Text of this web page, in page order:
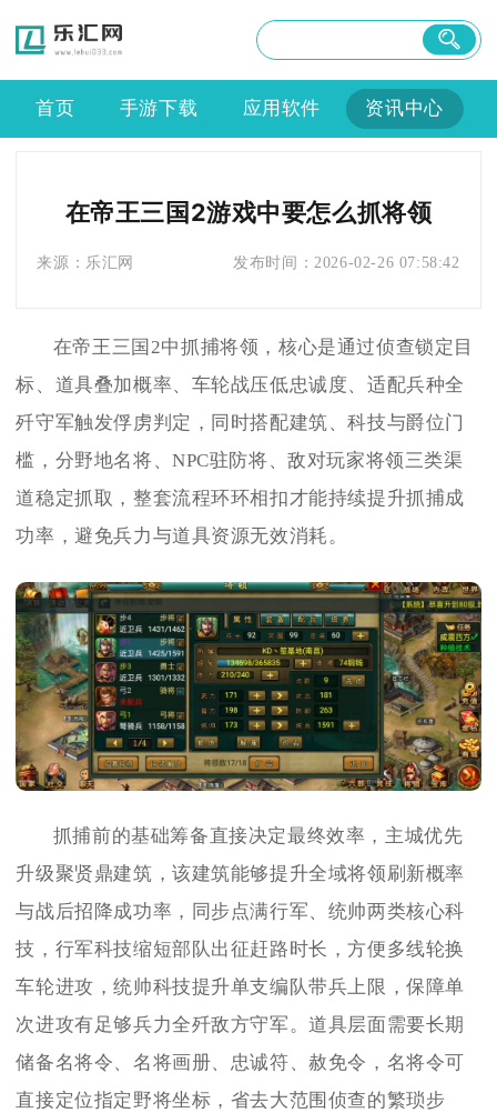
首页 手游下载 应用软件 资讯中心
在帝王三国2游戏中要怎么抓将领
来源： 乐汇网 发布时间： 2026-02-26 07:58:42
在帝王三国2中抓捕将领，核心是通过侦查锁定目
标、道具叠加概率、车轮战压低忠诚度、适配兵种全
歼守军触发俘虏判定，同时搭配建筑、科技与爵位门
槛，分野地名将、NPC驻防将、敌对玩家将领三类渠
道稳定抓取，整套流程环环相扣才能持续提升抓捕成
功率，避免兵力与道具资源无效消耗。
抓捕前的基础筹备直接决定最终效率，主城优先
升级聚贤鼎建筑，该建筑能够提升全域将领刷新概率
与战后招降成功率，同步点满行军、统帅两类核心科
技，行军科技缩短部队出征赶路时长，方便多线轮换
车轮进攻，统帅科技提升单支编队带兵上限，保障单
次进攻有足够兵力全歼敌方守军。道具层面需要长期
储备名将令、名将画册、忠诚符、赦免令，名将令可
直接定位指定野将坐标，省去大范围侦查的繁琐步